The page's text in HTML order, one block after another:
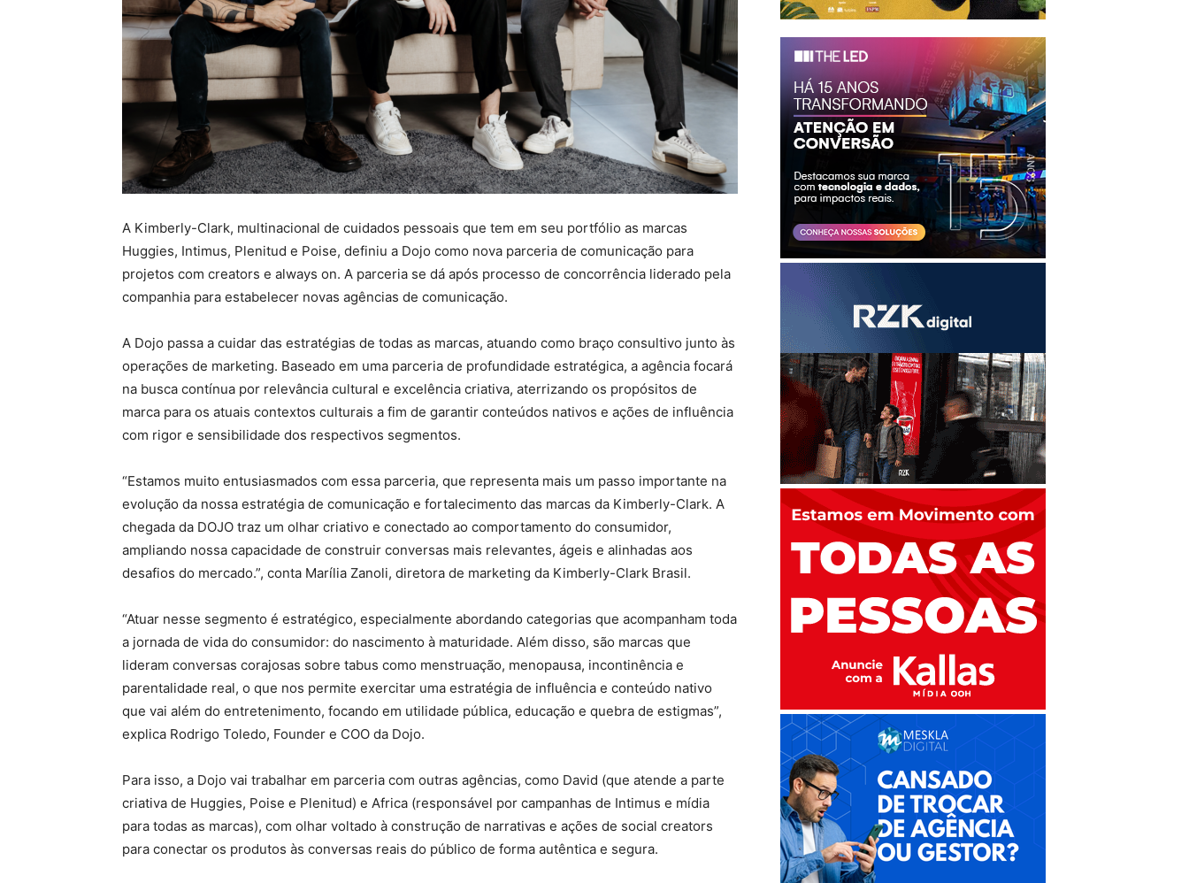
A Kimberly-Clark, multinacional de cuidados pessoais que tem em seu portfólio as marcas
Huggies, Intimus, Plenitud e Poise, definiu a Dojo como nova parceria de comunicação para
projetos com creators e always on. A parceria se dá após processo de concorrência liderado pela
companhia para estabelecer novas agências de comunicação.
A Dojo passa a cuidar das estratégias de todas as marcas, atuando como braço consultivo junto às
operações de marketing. Baseado em uma parceria de profundidade estratégica, a agência focará
na busca contínua por relevância cultural e excelência criativa, aterrizando os propósitos de
marca para os atuais contextos culturais a fim de garantir conteúdos nativos e ações de influência
com rigor e sensibilidade dos respectivos segmentos.
“Estamos muito entusiasmados com essa parceria, que representa mais um passo importante na
evolução da nossa estratégia de comunicação e fortalecimento das marcas da Kimberly-Clark. A
chegada da DOJO traz um olhar criativo e conectado ao comportamento do consumidor,
ampliando nossa capacidade de construir conversas mais relevantes, ágeis e alinhadas aos
desafios do mercado.”, conta Marília Zanoli, diretora de marketing da Kimberly-Clark Brasil.
“Atuar nesse segmento é estratégico, especialmente abordando categorias que acompanham toda
a jornada de vida do consumidor: do nascimento à maturidade. Além disso, são marcas que
lideram conversas corajosas sobre tabus como menstruação, menopausa, incontinência e
parentalidade real, o que nos permite exercitar uma estratégia de influência e conteúdo nativo
que vai além do entretenimento, focando em utilidade pública, educação e quebra de estigmas”,
explica Rodrigo Toledo, Founder e COO da Dojo.
Para isso, a Dojo vai trabalhar em parceria com outras agências, como David (que atende a parte
criativa de Huggies, Poise e Plenitud) e Africa (responsável por campanhas de Intimus e mídia
para todas as marcas), com olhar voltado à construção de narrativas e ações de social creators
para conectar os produtos às conversas reais do público de forma autêntica e segura.